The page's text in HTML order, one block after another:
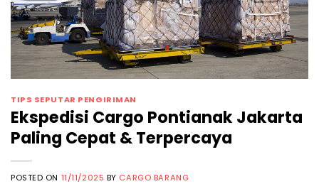
TIPS SEPUTAR PENGIRIMAN
Ekspedisi Cargo Pontianak Jakarta
Paling Cepat & Terpercaya
POSTED ON 11/11/2025 BY CARGO BARANG